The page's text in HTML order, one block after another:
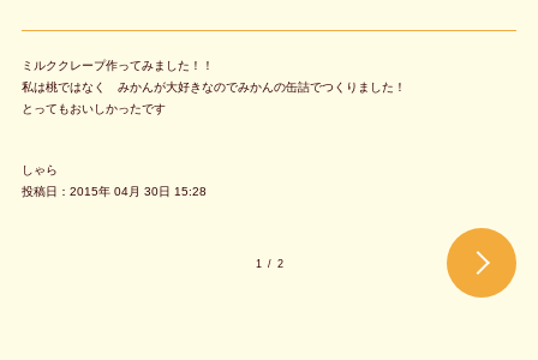
ミルククレープ作ってみました！！
私は桃ではなく みかんが大好きなのでみかんの缶詰でつくりました！
とってもおいしかったです
しゃら
投稿日：2015年 04月 30日 15:28
1 / 2